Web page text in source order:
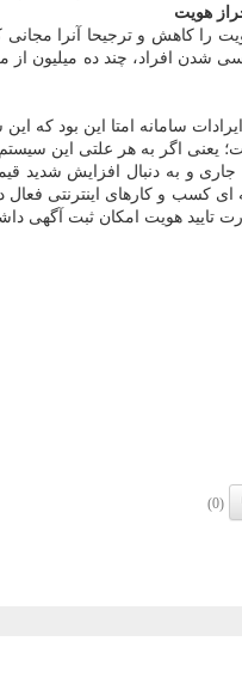
هویت
را کاهش و ترجیحا آنرا
افراد، چند ده میلیون از
سامانه امتا این بود که
اگر به هر علتی این
جاری و به دنبال افزایش
کسب و کارهای اینترنتی
تایید هویت امکان ثبت آگهی
(0)